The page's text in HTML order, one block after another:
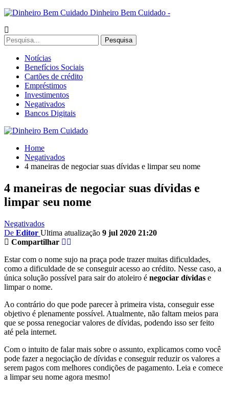
Dinheiro Bem Cuidado -
Notícias
Benefícios Sociais
Cartões de crédito
Empréstimos
Investimentos
Negativados
Bancos Digitais
Home
Negativados
4 maneiras de negociar suas dívidas e limpar seu nome
4 maneiras de negociar suas dívidas e
limpar seu nome
Negativados
De Editor Ultima atualização 9 jul 2020 21:20
Compartilhar
Estar com o nome sujo na praça pode trazer muitas dificuldades,
como a dificuldade de se conseguir acesso ao crédito. Nesse caso, a
única solução possível para sair do atoleiro é negociar dívidas e
limpar o nome.
Ao contrário do que pode parecer à primeira vista, conseguir esse
objetivo é plenamente possível. Atualmente, não faltam meios para
que se possa renegociar valores de dívidas, podendo isso ser feito
até pela internet.
Com o intuito de falar mais sobre o assunto, explicamos como você
pode fazer a negociação de dívidas e conseguir reduzir os valores a
serem pagos com melhores condições de pagamento. Leia e comece
a limpar seu nome agora mesmo!